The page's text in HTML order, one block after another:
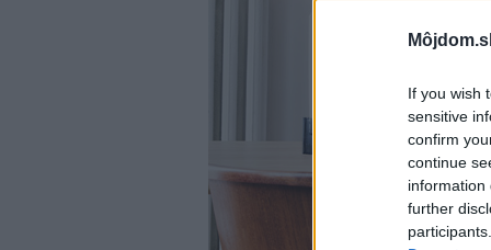
If you wish
sensitive
confirm
continue
information
further